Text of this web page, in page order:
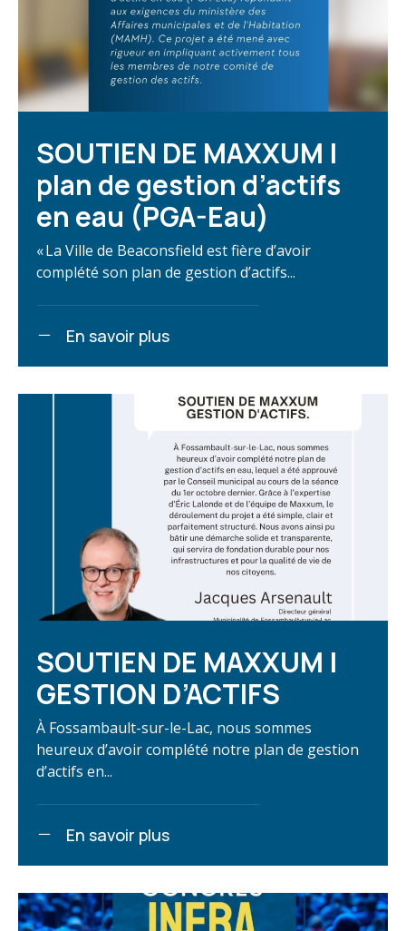
SOUTIEN DE MAXXUM |
plan de gestion d’actifs
en eau (PGA-Eau)
« La Ville de Beaconsfield est fière d’avoir
complété son plan de gestion d’actifs...
En savoir plus
SOUTIEN DE MAXXUM |
GESTION D’ACTIFS
À Fossambault-sur-le-Lac, nous sommes
heureux d’avoir complété notre plan de gestion
d’actifs en...
En savoir plus